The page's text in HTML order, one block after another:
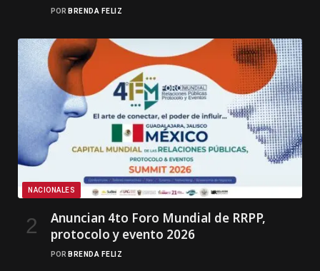
POR BRENDA FELIZ
NACIONALES
Anuncian 4to Foro Mundial de RRPP,
protocolo y evento 2026
POR BRENDA FELIZ